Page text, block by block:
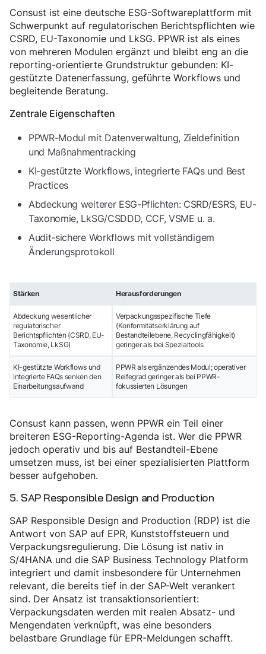
Consust ist eine deutsche ESG-Softwareplattform mit
Schwerpunkt auf regulatorischen Berichtspflichten wie
CSRD, EU-Taxonomie und LkSG. PPWR ist als eines
von mehreren Modulen ergänzt und bleibt eng an die
reporting-orientierte Grundstruktur gebunden: KI-
gestützte Datenerfassung, geführte Workflows und
begleitende Beratung.
Zentrale Eigenschaften
PPWR-Modul mit Datenverwaltung, Zieldefinition
und Maßnahmentracking
KI-gestützte Workflows, integrierte FAQs und Best
Practices
Abdeckung weiterer ESG-Pflichten: CSRD/ESRS, EU-
Taxonomie, LkSG/CSDDD, CCF, VSME u. a.
Audit-sichere Workflows mit vollständigem
Änderungsprotokoll
Stärken Herausforderungen
Abdeckung wesentlicher
regulatorischer
Berichtspflichten (CSRD, EU-
Taxonomie, LkSG)
Verpackungsspezifische Tiefe
(Konformitätserklärung auf
Bestandteilebene, Recyclingfähigkeit)
geringer als bei Spezialtools
KI-gestützte Workflows und
integrierte FAQs senken den
Einarbeitungsaufwand
PPWR als ergänzendes Modul; operativer
Reifegrad geringer als bei PPWR-
fokussierten Lösungen
Consust kann passen, wenn PPWR ein Teil einer
breiteren ESG-Reporting-Agenda ist. Wer die PPWR
jedoch operativ und bis auf Bestandteil-Ebene
umsetzen muss, ist bei einer spezialisierten Plattform
besser aufgehoben.
5. SAP Responsible Design and Production
SAP Responsible Design and Production (RDP) ist die
Antwort von SAP auf EPR, Kunststoffsteuern und
Verpackungsregulierung. Die Lösung ist nativ in
S/4HANA und die SAP Business Technology Platform
integriert und damit insbesondere für Unternehmen
relevant, die bereits tief in der SAP-Welt verankert
sind. Der Ansatz ist transaktionsorientiert:
Verpackungsdaten werden mit realen Absatz- und
Mengendaten verknüpft, was eine besonders
belastbare Grundlage für EPR-Meldungen schafft.